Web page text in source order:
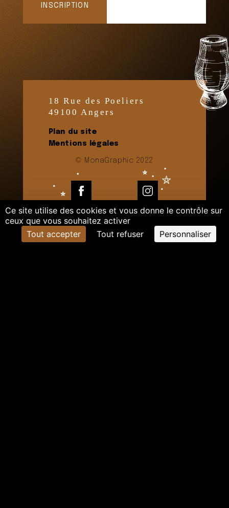
INSCRIPTION
18 Rue des Poeliers
49100 Angers
Plan du site
Mentions légales
© MonaGraphic 2022
Facebook Instagram
Ce site utilise des cookies et vous donne le contrôle sur
ceux que vous souhaitez activer
Tout accepter
Tout refuser Personnaliser